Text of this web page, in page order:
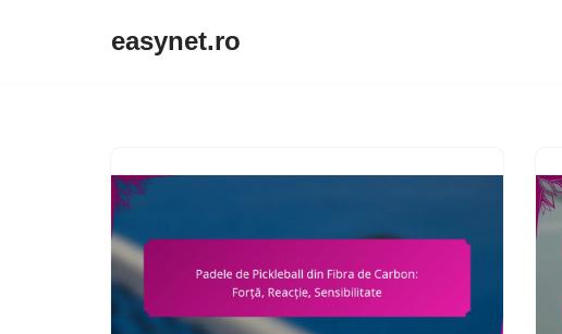
easynet.ro